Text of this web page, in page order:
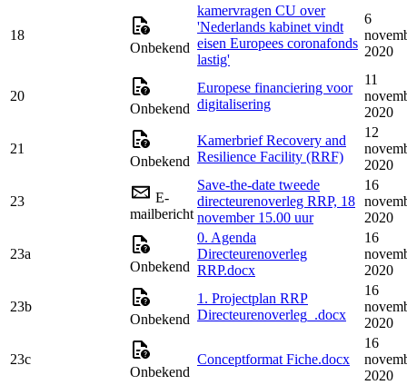
18
Onbekend
kamervragen CU over
'Nederlands kabinet vindt
eisen Europees coronafonds
lastig'
6
2020
20
Onbekend
Europese financiering voor
digitalisering
11
2020
21
Onbekend
Kamerbrief Recovery and
Resilience Facility (RRF)
12
2020
23
E-
mailbericht
Save-the-date tweede
directeurenoverleg RRP, 18
november 15.00 uur
16
2020
23a
Onbekend
0. Agenda
Directeurenoverleg
RRP.docx
16
2020
23b
Onbekend
1. Projectplan RRP
Directeurenoverleg_.docx
16
2020
23c
Onbekend
Conceptformat Fiche.docx
16
2020